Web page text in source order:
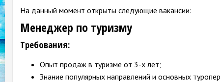
На данный момент открыты следующие вакансии:
Менеджер по туризму
Требования:
Опыт продаж в туризме от 3-х лет;
Знание популярных направлений и основных